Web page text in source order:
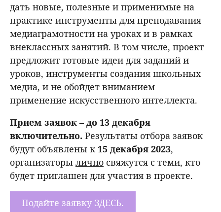
дать новые, полезные и применимые на
практике инструменты для преподавания
медиаграмотности на уроках и в рамках
внеклассных занятий. В том числе, проект
предложит готовые идеи для заданий и
уроков, инструменты создания школьных
медиа, и не обойдет вниманием
применение искусственного интеллекта.
Прием заявок – до 13 декабря
включительно. Результаты отбора заявок
будут объявлены к 15 декабря 2023,
организаторы лично свяжутся с теми, кто
будет приглашен для участия в проекте.
Подайте заявку ЗДЕСЬ.